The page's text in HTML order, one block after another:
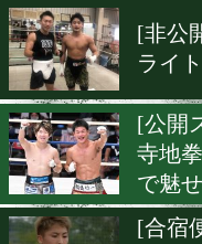
[プ
角
め
[
ラ